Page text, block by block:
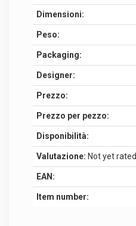
Dimensioni:
Peso:
Packaging:
Designer:
Prezzo:
Prezzo per pezzo:
Disponibilità:
Valutazione: Not yet rated
EAN:
Item number: